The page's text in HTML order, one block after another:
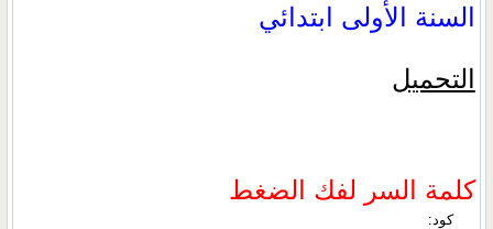
السنة الأولى ابتدائي
التحميل
كلمة السر لفك الضغط
كود: